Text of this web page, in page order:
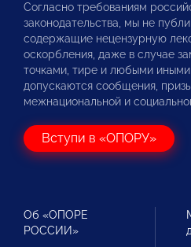
Согласно требованиям
законодательства, мы не
содержащие нецензурную
оскорбления, даже в случае
точками, тире и любыми
допускаются сообщения,
межнациональной и
Вступи в «ОПОРУ»
Об «ОПОРЕ
РОССИИ»